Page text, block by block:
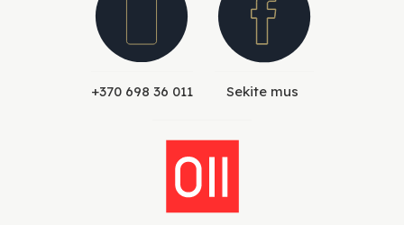
+370 698 36 011 Sekite mus